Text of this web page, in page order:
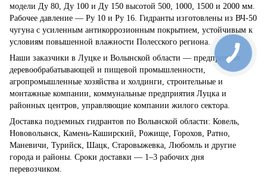
модели Ду 80, Ду 100 и Ду 150 высотой 500, 1000, 1500 и 2000 мм.
Рабочее давление — Ру 10 и Ру 16. Гидранты изготовлены из ВЧ-50
чугуна с усиленным антикоррозионным покрытием, устойчивым к
условиям повышенной влажности Полесского региона.
Наши заказчики в Луцке и Волынской области — предприятия
деревообрабатывающей и пищевой промышленности,
агропромышленные хозяйства и холдинги, строительные и
монтажные компании, коммунальные предприятия Луцка и
районных центров, управляющие компании жилого сектора.
Доставка подземных гидрантов по Волынской области: Ковель,
Нововолынск, Камень-Каширский, Рожище, Горохов, Ратно,
Маневичи, Турийск, Шацк, Старовыжевка, Любомль и другие
города и районы. Сроки доставки — 1–3 рабочих дня
перевозчиком.